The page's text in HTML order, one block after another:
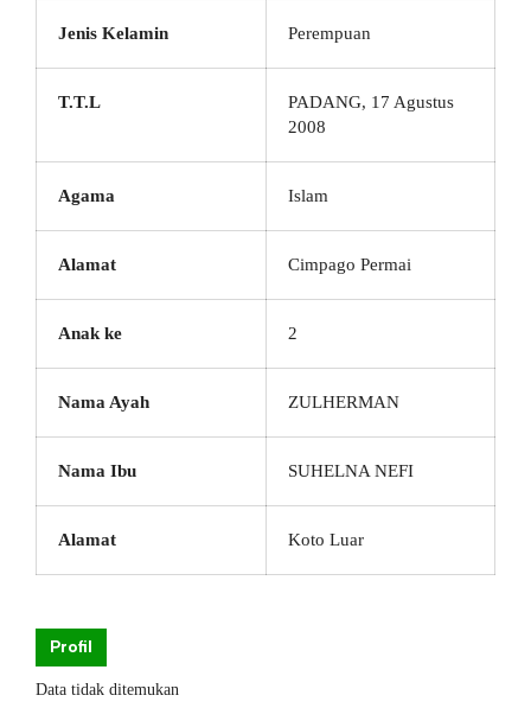
Jenis Kelamin Perempuan
T.T.L
PADANG, 17 Agustus
2008
Agama Islam
Alamat Cimpago Permai
Anak ke 2
Nama Ayah ZULHERMAN
Nama Ibu SUHELNA NEFI
Alamat Koto Luar
Profil
Data tidak ditemukan